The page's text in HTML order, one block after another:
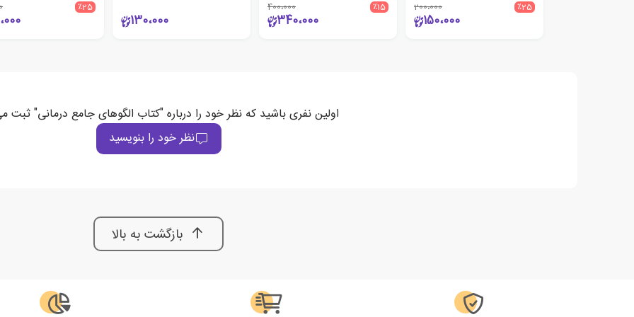
٪25 200،000
150،000
٪15 400،000
340،000 130،000
٪25
اولین نفری باشید که نظر خود را درباره "کتاب الگوهای جامع درمانی" ثبت
نظر خود را بنویسید
بازگشت به بالا